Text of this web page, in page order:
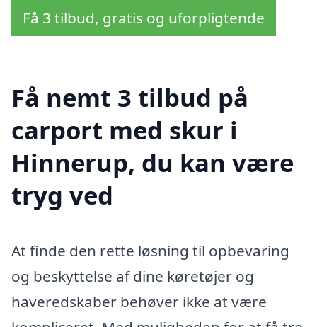
Få 3 tilbud, gratis og uforpligtende
Få nemt 3 tilbud på
carport med skur i
Hinnerup, du kan være
tryg ved
At finde den rette løsning til opbevaring
og beskyttelse af dine køretøjer og
haveredskaber behøver ikke at være